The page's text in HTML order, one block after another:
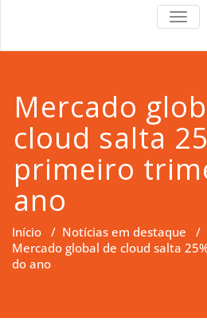
Mercado
cloud salta
primeiro
ano
Início / Notícias em destaque /
Mercado global de cloud salta
do ano